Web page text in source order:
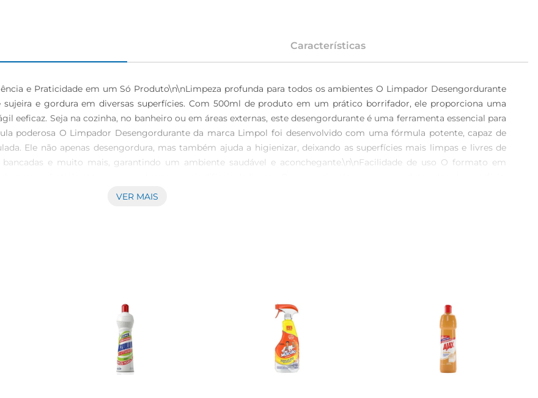
Características
e Praticidade em um Só Produto\n\nLimpeza profunda para todos os ambientes O Limpador Desengordurante
e gordura em diversas superfícies. Com 500ml de produto em um prático borrifador, ele proporciona uma
eeficaz. Seja na cozinha, no banheiro ou em áreas externas, este desengordurante é uma ferramenta essencial para
poderosa O Limpador Desengordurante da marca Limpol foi desenvolvido com uma fórmula potente, capaz de
Ele não apenas desengordura, mas também ajuda a higienizar, deixando as superfícies mais limpas e livres de
e muito mais, garantindo um ambiente saudável e aconchegante.\n\nFacilidade de uso O formato em
praticidade desse sistema faz do Limpador Desengordurante uma opção ideal para pessoas que apreciam eficiência
VER MAIS